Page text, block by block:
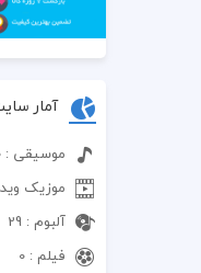
آمار
موسیقی : 3650
موزیک
آلبوم : 29
فیلم : 0